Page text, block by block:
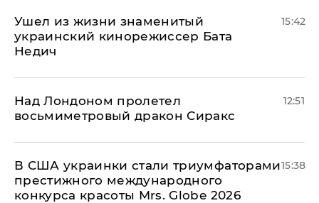
Ушел из жизни знаменитый
украинский кинорежиссер Бата
Недич
15:42
Над Лондоном пролетел
восьмиметровый дракон Сиракс
12:51
В США украинки стали триумфаторами
престижного международного
конкурса красоты Mrs. Globe 2026
15:38